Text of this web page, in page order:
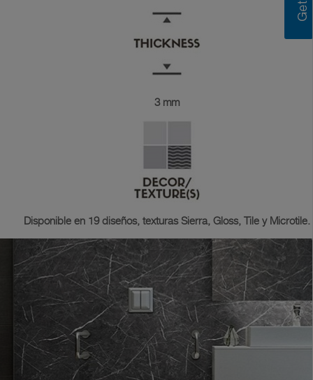
3 mm
Disponible en 19 diseños, texturas Sierra, Gloss, Tile y Microtile.